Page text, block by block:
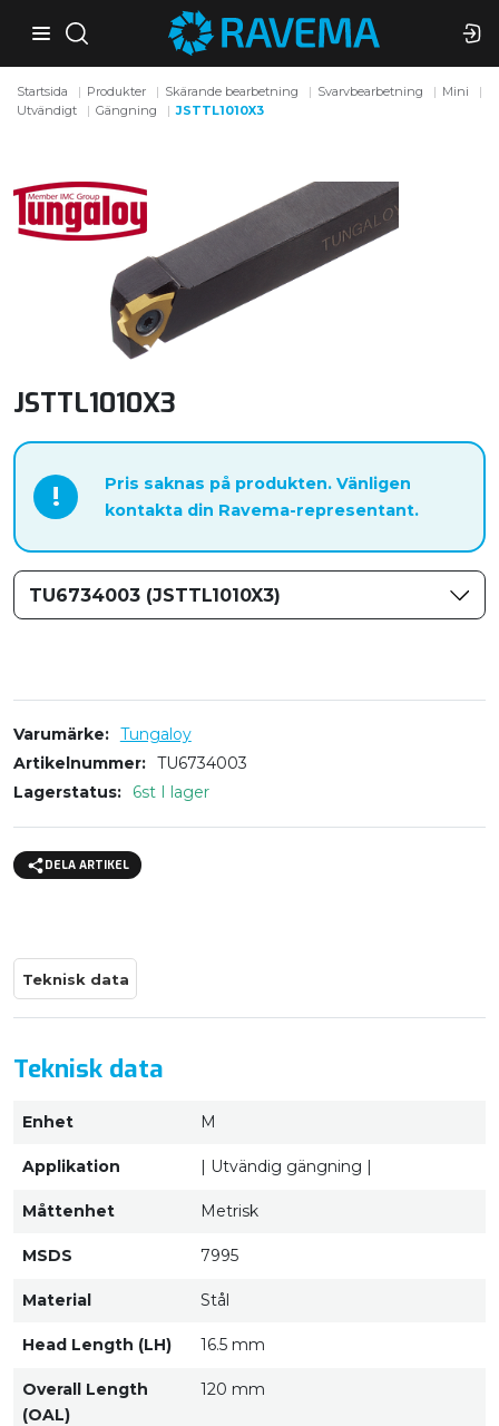
Startsida Produkter Skärande bearbetning Svarvbearbetning
Mini
Utvändigt
Gängning JSTTL1010X3
JSTTL1010X3
!
Pris saknas på produkten. Vänligen
kontakta din Ravema-representant.
TU6734003 (JSTTL1010X3)
Varumärke
Tungaloy
Artikelnummer
TU6734003
Lagerstatus
6st I lager
DELA ARTIKEL
Teknisk data
Teknisk data
Enhet M
Applikation | Utvändig gängning |
Måttenhet Metrisk
MSDS 7995
Material Stål
Head Length (LH) 16.5 mm
Overall Length
(OAL)
120 mm